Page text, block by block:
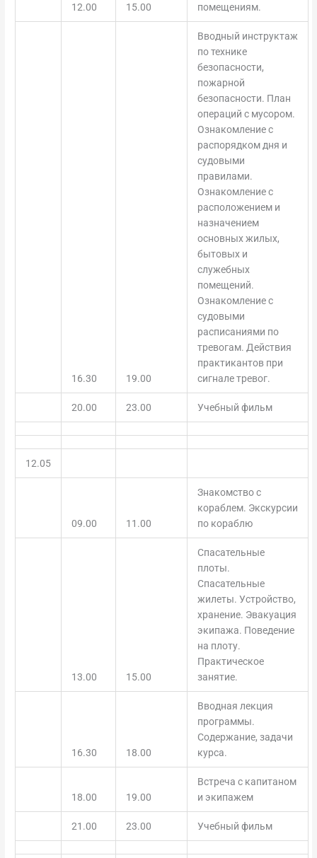
12.00 15.00
помещениям.
16.30 19.00
Вводный инструктаж
по технике
безопасности,
пожарной
безопасности. План
операций с мусором.
Ознакомление с
распорядком дня и
судовыми
правилами.
Ознакомление с
расположением и
назначением
основных жилых,
бытовых и
служебных
помещений.
Ознакомление с
судовыми
расписаниями по
тревогам. Действия
практикантов при
сигнале тревог.
20.00 23.00 Учебный фильм
12.05
09.00 11.00
Знакомство с
кораблем. Экскурсии
по кораблю
13.00 15.00
Спасательные
плоты.
Спасательные
жилеты. Устройство,
хранение. Эвакуация
экипажа. Поведение
на плоту.
Практическое
занятие.
16.30 18.00
Вводная лекция
программы.
Содержание, задачи
курса.
18.00 19.00
Встреча с капитаном
и экипажем
21.00 23.00 Учебный фильм